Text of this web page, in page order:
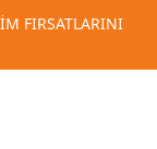
VE MATBAA